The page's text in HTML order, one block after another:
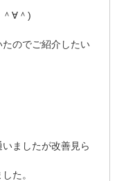
＾∀＾)
のでご紹介したい
ましたが改善見ら
た。